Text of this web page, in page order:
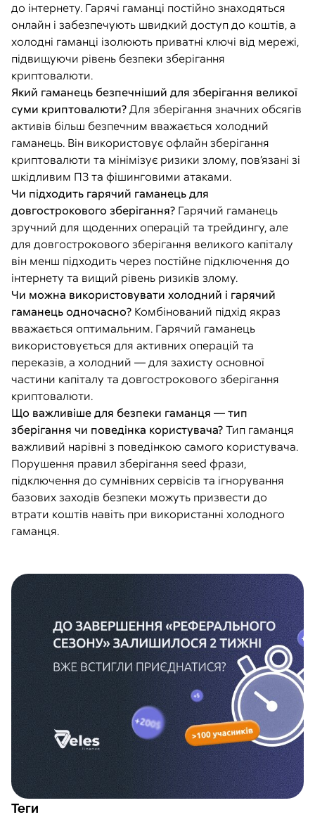
до інтернету. Гарячі гаманці постійно знаходяться
онлайн і забезпечують швидкий доступ до коштів, а
холодні гаманці ізолюють приватні ключі від мережі,
підвищуючи рівень безпеки зберігання
криптовалюти.
Який гаманець безпечніший для зберігання великої
суми криптовалюти?Для зберігання значних обсягів
активів більш безпечним вважається холодний
гаманець. Він використовує офлайн зберігання
криптовалюти та мінімізує ризики злому, пов’язані зі
шкідливим ПЗ та фішинговими атаками.
Чи підходить гарячий гаманець для
довгострокового зберігання? Гарячий гаманець
зручний для щоденних операцій та трейдингу, але
для довгострокового зберігання великого капіталу
він менш підходить через постійне підключення до
інтернету та вищий рівень ризиків злому.
Чи можна використовувати холодний і гарячий
гаманець одночасно? Комбінований підхід якраз
вважається оптимальним. Гарячий гаманець
використовується для активних операцій та
переказів, а холодний — для захисту основної
частини капіталу та довгострокового зберігання
криптовалюти.
Що важливіше для безпеки гаманця — тип
зберігання чи поведінка користувача?Тип гаманця
важливий нарівні з поведінкою самого користувача.
Порушення правил зберігання seed фрази,
підключення до сумнівних сервісів та ігнорування
базових заходів безпеки можуть призвести до
втрати коштів навіть при використанні холодного
гаманця.
Теги